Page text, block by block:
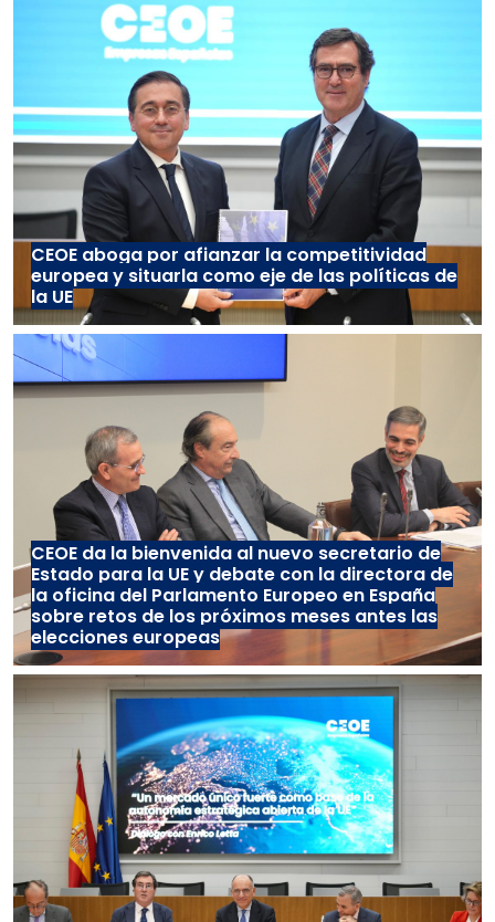
CEOE aboga por afianzar la competitividad
europea y situarla como eje de las políticas de
la UE
CEOE da la bienvenida al nuevo secretario de
Estado para la UE y debate con la directora de
la oficina del Parlamento Europeo en España
sobre retos de los próximos meses antes las
elecciones europeas